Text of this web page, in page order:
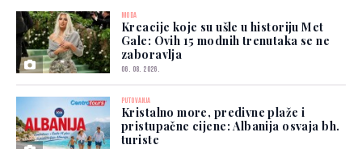
MODA
Kreacije koje su ušle u historiju Met
Gale: Ovih 15 modnih trenutaka se ne
zaboravlja
06. 08. 2026.
PUTOVANJA
Kristalno more, predivne plaže i
pristupačne cijene: Albanija osvaja bh.
turiste